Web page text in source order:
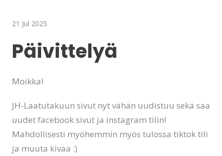
21 Jul 2025
Päivittelyä
Moikka!
JH-Laatutakuun sivut nyt vähän uudistuu sekä saa
uudet facebook sivut ja instagram tilin!
Mahdollisesti myöhemmin myös tulossa tiktok tili
ja muuta kivaa :)